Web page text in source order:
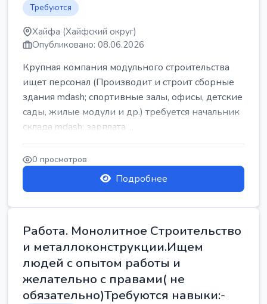
Требуются
Хайфа (Хайфский округ)
Опубликовано: 08.06.2026
Крупная компания модульного строительства
ищет персонал (Производит и строит сборные
здания mdash; спортивные залы, офисы, детские
сады, жилые модули и др.) требуется начальник
склада mdash; зарплата ...
0 просмотров
Подробнее
Работа. Монолитное Строительство
и металлоконструкции.Ищем
людей с опытом работы и
желательно с правами( не
обязательно)Требуются навыки:-